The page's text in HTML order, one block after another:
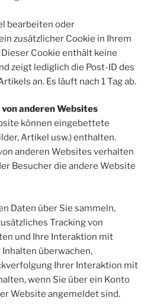
bearbeiten oder
zusätzlicher Cookie in Ihrem
Cookie enthält keine
zeigt lediglich die Post-ID des
an. Es läuft nach 1 Tag ab.
anderen Websites
können eingebettete
Artikel usw.) enthalten.
anderen Websites verhalten
Besucher die andere Website
Daten über Sie sammeln,
Tracking von
und Ihre Interaktion mit
überwachen,
Ihrer Interaktion mit
wenn Sie über ein Konto
Website angemeldet sind.